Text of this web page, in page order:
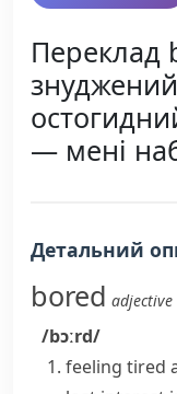
Переклад
— мені
Детальний
bored adjective
/bɔːrd/
feeling tired